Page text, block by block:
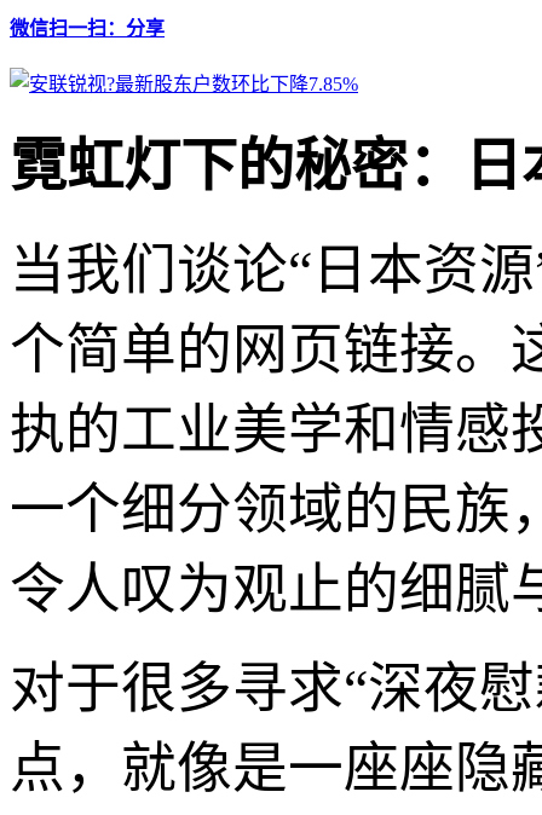
微信扫一扫：分享
霓虹灯下的秘密：
当我们谈论“日本资
个简单的网页链接。
执的工业美学和情感
一个细分领域的民族
令人叹为观止的细腻
对于很多寻求“深夜
点，就像是一座座隐